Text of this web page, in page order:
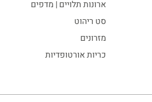
ארונות תלויים | מדפים
סט ריהוט
מזרונים
כריות אורטופדיות